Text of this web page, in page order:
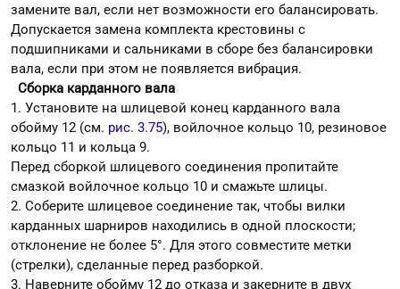
замените вал, если нет возможности его балансировать.
Допускается замена комплекта крестовины с
подшипниками и сальниками в сборе без балансировки
вала, если при этом не появляется вибрация.
Сборка карданного вала
1. Установите на шлицевой конец карданного вала
обойму 12 (см. рис. 3.75), войлочное кольцо 10, резиновое
кольцо 11 и кольца 9.
Перед сборкой шлицевого соединения пропитайте
смазкой войлочное кольцо 10 и смажьте шлицы.
2. Соберите шлицевое соединение так, чтобы вилки
карданных шарниров находились в одной плоскости;
отклонение не более 5°. Для этого совместите метки
(стрелки), сделанные перед разборкой.
3. Наверните обойму 12 до отказа и закерните в двух